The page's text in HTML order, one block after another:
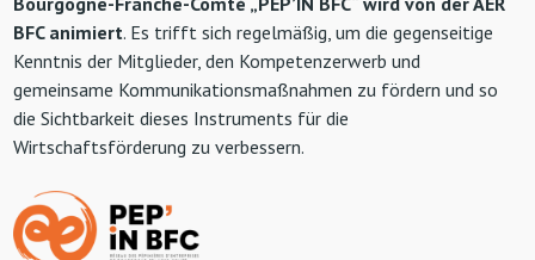
BFC animiert. Es trifft sich regelmäßig, um die gegenseitige
Kenntnis der Mitglieder, den Kompetenzerwerb und
gemeinsame Kommunikationsmaßnahmen zu fördern und so
die Sichtbarkeit dieses Instruments für die
Wirtschaftsförderung zu verbessern.